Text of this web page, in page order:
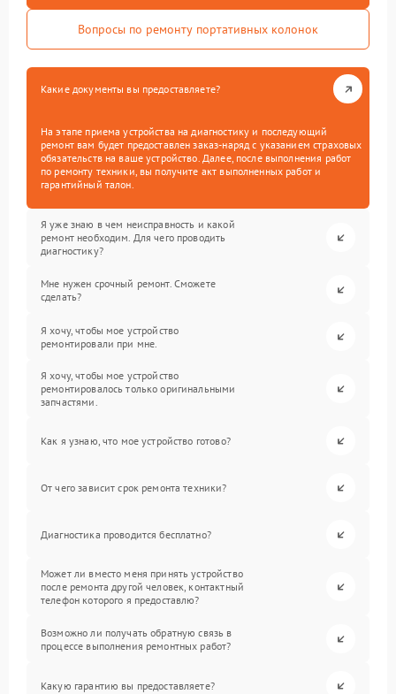
Вопросы по ремонту портативных колонок
Какие документы вы предоставляете?
На этапе приема устройства на диагностику и последующий
ремонт вам будет предоставлен заказ-наряд с указанием страховых
обязательств на ваше устройство. Далее, после выполнения работ
по ремонту техники, вы получите акт выполненных работ и
гарантийный талон.
Я уже знаю в чем неисправность и какой
ремонт необходим. Для чего проводить
диагностику?
Мне нужен срочный ремонт. Сможете
сделать?
Я хочу, чтобы мое устройство
ремонтировали при мне.
Я хочу, чтобы мое устройство
ремонтировалось только оригинальными
запчастями.
Как я узнаю, что мое устройство готово?
От чего зависит срок ремонта техники?
Диагностика проводится бесплатно?
Может ли вместо меня принять устройство
после ремонта другой человек, контактный
телефон которого я предоставлю?
Возможно ли получать обратную связь в
процессе выполнения ремонтных работ?
Какую гарантию вы предоставляете?